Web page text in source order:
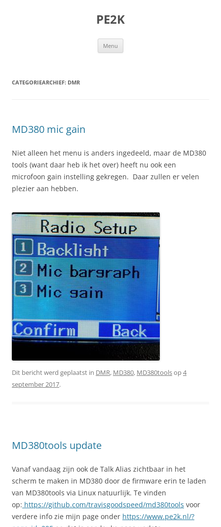
PE2K
Menu
CATEGORIEARCHIEF: DMR
MD380 mic gain
Niet alleen het menu is anders ingedeeld, maar de MD380
tools (want daar heb ik het over) heeft nu ook een
microfoon gain instelling gekregen. Daar zullen er velen
plezier aan hebben.
Dit bericht werd geplaatst in DMR, MD380, MD380toolsop4
september 2017.
MD380tools update
Vanaf vandaag zijn ook de Talk Alias zichtbaar in het
scherm te maken in MD380 door de firmware erin te laden
van MD380tools via Linux natuurlijk. Te vinden
op: https://github.com/travisgoodspeed/md380tools voor
verdere info zie mijn page onder https://www.pe2k.nl/?